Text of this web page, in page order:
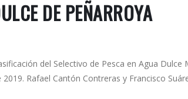
DE PEÑARROYA
del Selectivo de Pesca en Agua Dulce
Rafael Cantón Contreras y Francisco